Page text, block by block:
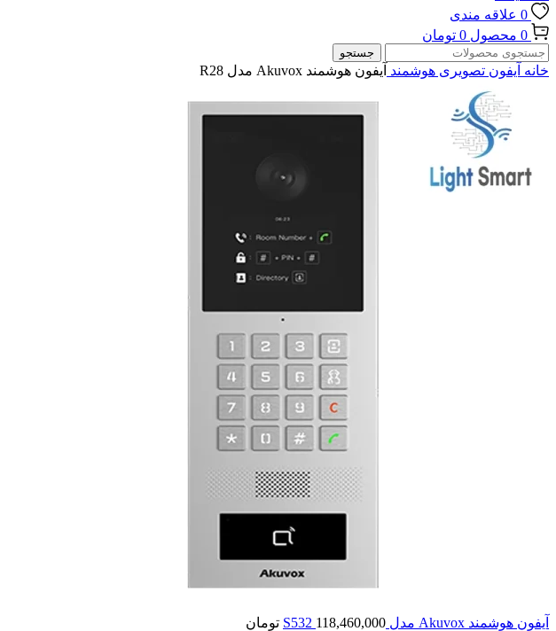
0 علاقه مندی
0 محصول 0 تومان
جستجو
خانه آیفون تصویری هوشمند آیفون هوشمند Akuvox مدل R28
آیفون هوشمند Akuvox مدل S532 118,460,000
تومان